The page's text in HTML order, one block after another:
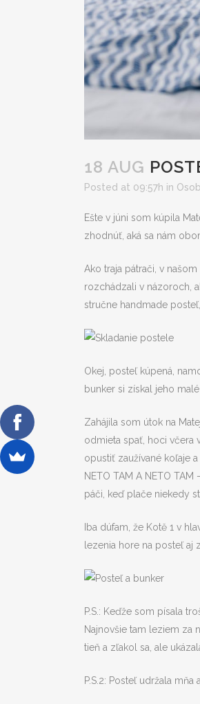
18 AUG
Posted at 09:57h in
Ešte v júni som kúpila
zhodnúť, aká sa nám
Ako traja pátrači, v
rozchádzali v názoroch,
stručne handmade
Okej, posteľ kúpená,
bunker si získal jeho
Zahájila som útok na
odmieta spať, hoci včera
opustiť zaužívané koľaje
NETO TAM A NETO
páči, keď plače niekedy
Iba dúfam, že Kotě 1 v
lezenia hore na posteľ aj
P.S.: Keďže som písala
Najnovšie tam leziem za
tieň a zľakol sa, ale
P.S.2: Posteľ udržala mňa